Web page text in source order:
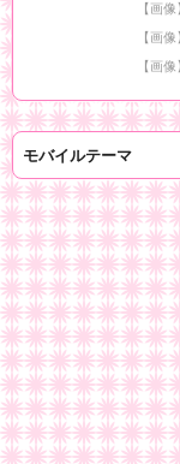
【画
【画
【画
モバイルテーマ